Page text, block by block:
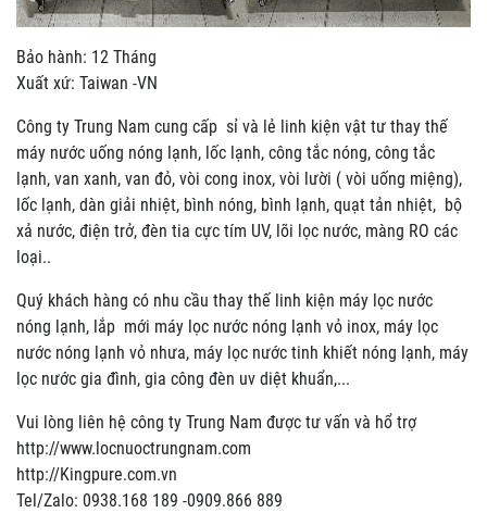
Bảo hành: 12 Tháng
Xuất xứ: Taiwan -VN
Công ty Trung Nam cung cấp sỉ và lẻ linh kiện vật tư thay thế
máy nước uống nóng lạnh, lốc lạnh, công tắc nóng, công tắc
lạnh, van xanh, van đỏ, vòi cong inox, vòi lười ( vòi uống miệng),
lốc lạnh, dàn giải nhiệt, bình nóng, bình lạnh, quạt tản nhiệt, bộ
xả nước, điện trở, đèn tia cực tím UV, lõi lọc nước, màng RO các
loại..
Quý khách hàng có nhu cầu thay thế linh kiện máy lọc nước
nóng lạnh, lắp mới máy lọc nước nóng lạnh vỏ inox, máy lọc
nước nóng lạnh vỏ nhưa, máy lọc nước tinh khiết nóng lạnh, máy
lọc nước gia đình, gia công đèn uv diệt khuẩn,...
Vui lòng liên hệ công ty Trung Nam được tư vấn và hổ trợ
http://www.locnuoctrungnam.com
http://Kingpure.com.vn
Tel/Zalo: 0938.168 189 -0909.866 889